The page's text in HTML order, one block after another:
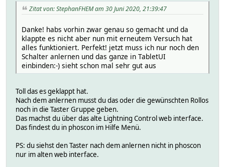
Zitat von: StephanFHEM am 30 Juni 2020, 21:39:47
Danke! habs vorhin zwar genau so gemacht und da
klappte es nicht aber nun mit erneutem Versuch hat
alles funktioniert. Perfekt! jetzt muss ich nur noch den
Schalter anlernen und das ganze in TabletUI
einbinden:-) sieht schon mal sehr gut aus
Toll das es geklappt hat.
Nach dem anlernen musst du das oder die gewünschten Rollos
noch in die Taster Gruppe geben.
Das machst du über das alte Lightning Control web interface.
Das findest du in phoscon im Hilfe Menü.
PS: du siehst den Taster nach dem anlernen nicht in phoscon
nur im alten web interface.